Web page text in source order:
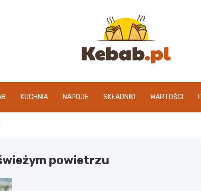
KUCHNIA NAPOJE SKŁADNIKI WARTOŚCI
powietrzu